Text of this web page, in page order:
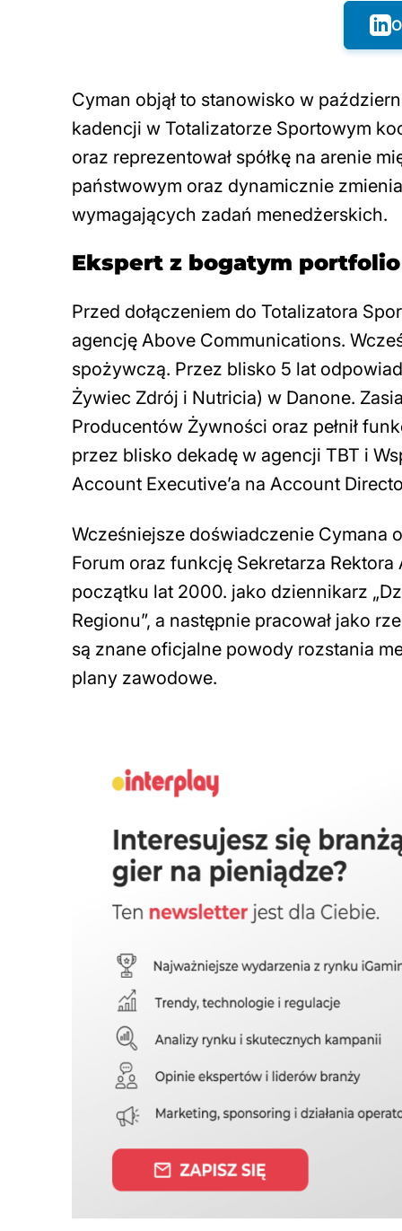
Cyman objął to stanowisko w
kadencji w Totalizatorze Sportowym
oraz reprezentował spółkę na arenie
państwowym oraz dynamicznie
wymagających zadań menedżerskich.
Ekspert z bogatym portfolio
Przed dołączeniem do Totalizatora
agencję Above Communications.
spożywczą. Przez blisko 5 lat
Żywiec Zdrój i Nutricia) w Danone.
Producentów Żywności oraz pełnił
przez blisko dekadę w agencji TBT i
Account Executive’a na Account
Wcześniejsze doświadczenie Cymana
Forum oraz funkcję Sekretarza
początku lat 2000. jako dziennikarz
Regionu”, a następnie pracował jako
są znane oficjalne powody rozstania
plany zawodowe.